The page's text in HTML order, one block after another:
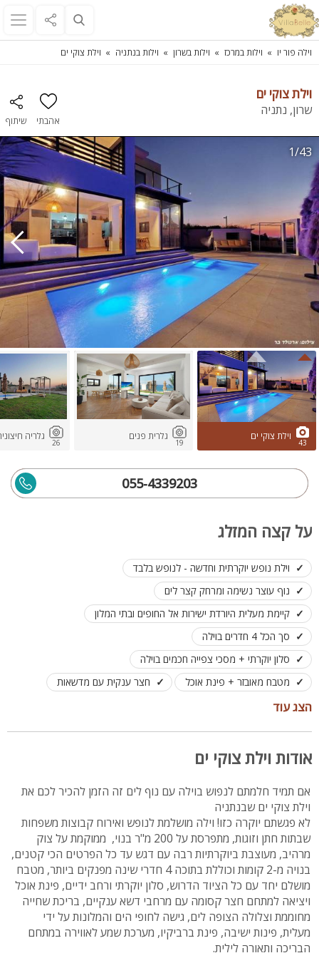
וילה פור יו וילות במרכז וילות בשרון וילות בנתניה וילת צוקי ים
וילת צוקי ים
שרון, נתניה
אהבתי שיתוף
1/43
43
וילת צוקי ים
19
גלרית פנים
26
גלריה
055-4339203
על קצה המזלג
וילת נופש יוקרתית וחדשה - לנופש בלבד
נוף עוצר נשימה ומרחק קצר לים
קיימת מעלית היורדת ישירות אל החופים ובתי המלון
סך הכל 4 חדרים בוילה
סלון יוקרתי + מסכי צפייה חכמים בוילה
מטבח מאובזר + פינת אוכל
חצר ענקית עם מדשאות
בריכת שחייה מחוממת אינפנטי בגודל 8X3 מול נוף הים
ריהוט גן יוקרתי
לינה מותאמת עד 22 אורחים
הצג עוד
אודות וילת צוקי ים
אם תמיד חלמתם לנפוש בוילה עם נוף לים זה הזמן להכיר לכם את
וילת צוקי ים שבנתניה
לא פגשתם יוקרה כזו! וילה מושלמת לנופש ואירוח קבוצות משפחות
שבתות חתן וזוגות, מתפרסת על 200 מ"ר בנוי, ממוקמת על צוק
מרהיב, מעוצבת ביוקרתיות רבה עם דגש עד כל הפרטים הכי קטנים,
בנויה מ-2 קומות וכוללת בתוכה 4 חדרי שינה מפנקים ביותר, מטבח
מושלם יחד עם כל הציוד הדרוש, סלון יוקרתי ורחב ידיים, פינת אוכל
ויציאה למתחם חצר קסומה עם מרחבי דשא ענקיים, בריכת שחייה
מחוממת וצלולה הצופה לים, גישה לחופי הים והמלונות על ידי
מעלית, פינות ישיבה, פינת ברביקיו, מערכת שמע לאווירה במתחם
הבריכה ותאורה לילית.